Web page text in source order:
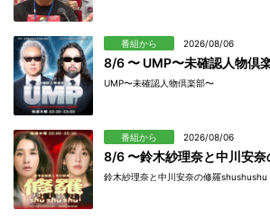
番組から 2026/08/06
8/6 〜 UMP〜未確認人物倶
UMP〜未確認人物倶楽部〜
番組から 2026/08/06
8/6 〜鈴木紗理奈と中川安
鈴木紗理奈と中川安奈の修羅shushushu